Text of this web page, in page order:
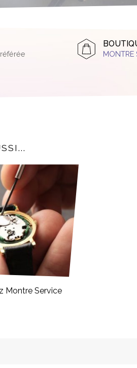
MONTRE
Montre Service